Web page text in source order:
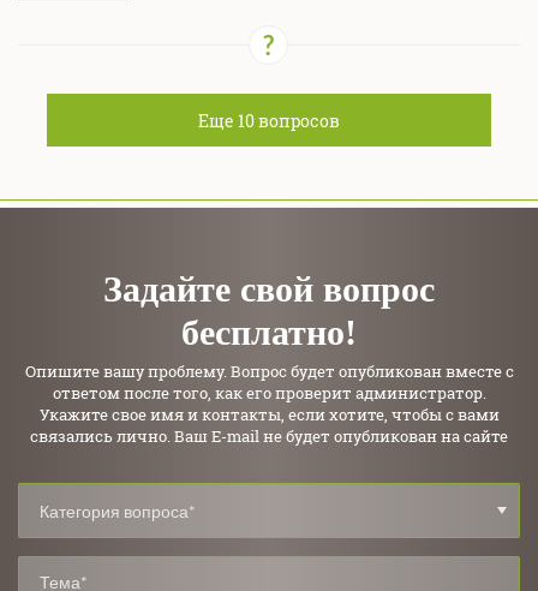
Еще 10вопросов
Задайте свой вопрос
бесплатно!
Опишите вашу проблему. Вопрос будет опубликован вместе с
ответом после того, как его проверит администратор.
Укажите свое имя и контакты, если хотите, чтобы с вами
связались лично. Ваш E-mail не будет опубликован на сайте
Категория вопроса*